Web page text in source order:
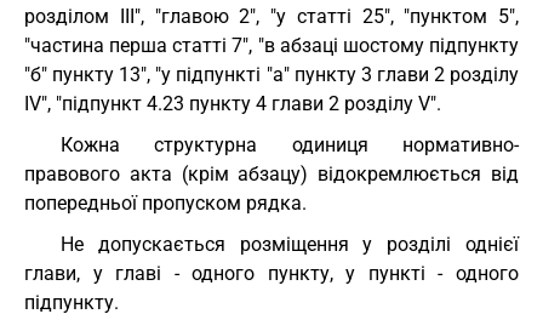
розділом III", "главою 2", "у статті 25", "пунктом 5",
"частина перша статті 7", "в абзаці шостому підпункту
"б" пункту 13", "у підпункті "а" пункту 3 глави 2 розділу
IV", "підпункт 4.23 пункту 4 глави 2 розділу V".
Кожна структурна одиниця нормативно-
правового акта (крім абзацу) відокремлюється від
попередньої пропуском рядка.
Не допускається розміщення у розділі однієї
глави, у главі - одного пункту, у пункті - одного
підпункту.